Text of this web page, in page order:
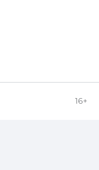
16+